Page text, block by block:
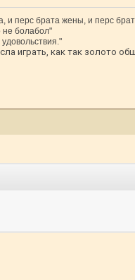
перс брата жены, и перс
не болабол"
играть, как так золото